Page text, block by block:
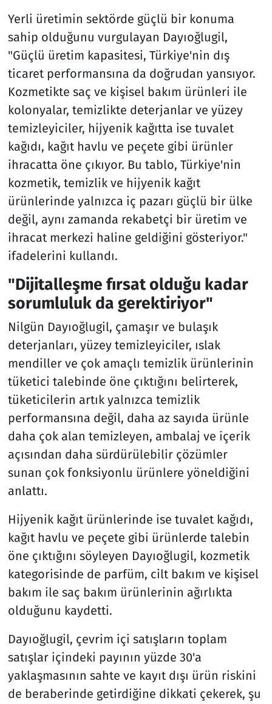
Yerli üretimin sektörde güçlü bir konuma
sahip olduğunu vurgulayan Dayıoğlugil,
"Güçlü üretim kapasitesi, Türkiye'nin dış
ticaret performansına da doğrudan yansıyor.
Kozmetikte saç ve kişisel bakım ürünleri ile
kolonyalar, temizlikte deterjanlar ve yüzey
temizleyiciler, hijyenik kağıtta ise tuvalet
kağıdı, kağıt havlu ve peçete gibi ürünler
ihracatta öne çıkıyor. Bu tablo, Türkiye'nin
kozmetik, temizlik ve hijyenik kağıt
ürünlerinde yalnızca iç pazarı güçlü bir ülke
değil, aynı zamanda rekabetçi bir üretim ve
ihracat merkezi haline geldiğini gösteriyor."
ifadelerini kullandı.
"Dijitalleşme fırsat olduğu kadar
sorumluluk da gerektiriyor"
Nilgün Dayıoğlugil, çamaşır ve bulaşık
deterjanları, yüzey temizleyiciler, ıslak
mendiller ve çok amaçlı temizlik ürünlerinin
tüketici talebinde öne çıktığını belirterek,
tüketicilerin artık yalnızca temizlik
performansına değil, daha az sayıda ürünle
daha çok alan temizleyen, ambalaj ve içerik
açısından daha sürdürülebilir çözümler
sunan çok fonksiyonlu ürünlere yöneldiğini
anlattı.
Hijyenik kağıt ürünlerinde ise tuvalet kağıdı,
kağıt havlu ve peçete gibi ürünlerde talebin
öne çıktığını söyleyen Dayıoğlugil, kozmetik
kategorisinde de parfüm, cilt bakım ve kişisel
bakım ile saç bakım ürünlerinin ağırlıkta
olduğunu kaydetti.
Dayıoğlugil, çevrim içi satışların toplam
satışlar içindeki payının yüzde 30'a
yaklaşmasının sahte ve kayıt dışı ürün riskini
de beraberinde getirdiğine dikkati çekerek, şu